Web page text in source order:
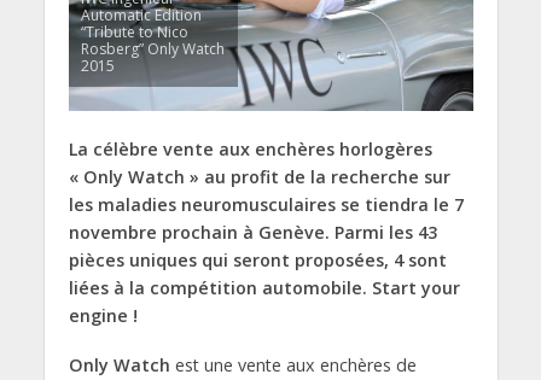
Automatic Edition
“Tribute to Nico
Rosberg” Only Watch
2015
La célèbre vente aux enchères horlogères
« Only Watch » au profit de la recherche sur
les maladies neuromusculaires se tiendra le 7
novembre prochain à Genève. Parmi les 43
pièces uniques qui seront proposées, 4 sont
liées à la compétition automobile. Start your
engine !
Only Watch est une vente aux enchères de